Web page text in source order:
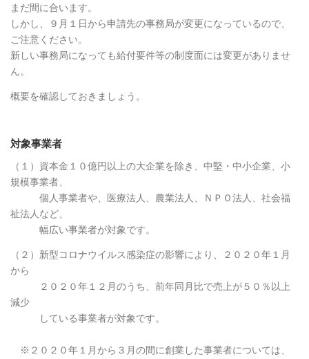
まだ間に合います。
しかし、９月１日から申請先の事務局が変更になっているので、
ご注意ください。
新しい事務局になっても給付要件等の制度面には変更がありませ
ん。
概要を確認しておきましょう。
対象事業者
（１）資本金１０億円以上の大企業を除き、中堅・中小企業、小
規模事業者、
個人事業者や、医療法人、農業法人、ＮＰＯ法人、社会福
祉法人など、
幅広い事業者が対象です。
（２）新型コロナウイルス感染症の影響により、２０２０年１月
から
２０２０年１２月のうち、前年同月比で売上が５０％以上
減少
している事業者が対象です。
※２０２０年１月から３月の間に創業した事業者については、